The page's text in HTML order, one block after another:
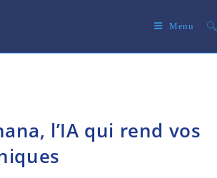
Menu
l’IA qui rend vos